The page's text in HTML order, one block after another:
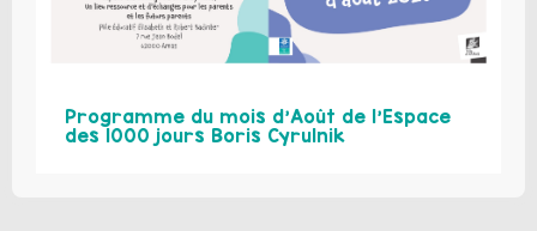
Programme du mois d’Août de l’Espace
des 1000 jours Boris Cyrulnik